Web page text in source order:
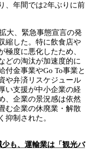
、年間では2年ぶりに前
大、緊急事態宣言の発
縮した。特に飲食店や
極度に悪化したため、
どの淘汰が加速度的に
付金事業やGo To事業と
や弁済リスケジュール
い支援が中小企業の経
、企業の景況感は依然
む企業の休廃業・解散
抑制された。
も、運輸業は「観光バ